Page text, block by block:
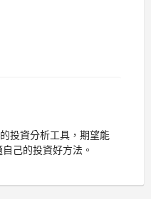
投資分析工具，期望能
己的投資好方法。